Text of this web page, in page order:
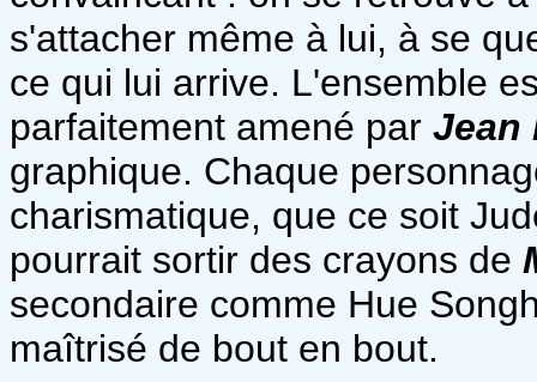
s'attacher même à lui, à se
ce qui lui arrive. L'ensemble
parfaitement amené par Jean
graphique. Chaque
charismatique, que ce soit
pourrait sortir des crayons de
secondaire comme Hue
maîtrisé de bout en bout.